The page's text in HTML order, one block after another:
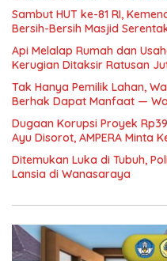
Sambut HUT ke-81 RI,
Bersih-Bersih Masjid
Api Melalap Rumah dan
Kerugian Ditaksir Ratusan
Tak Hanya Pemilik Lahan,
Berhak Dapat Manfaat —
Dugaan Korupsi Proyek
Ayu Disorot, AMPERA Minta
Ditemukan Luka di Tubuh,
Lansia di Wanasaraya